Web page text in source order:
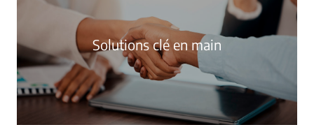
Solutions clé en main